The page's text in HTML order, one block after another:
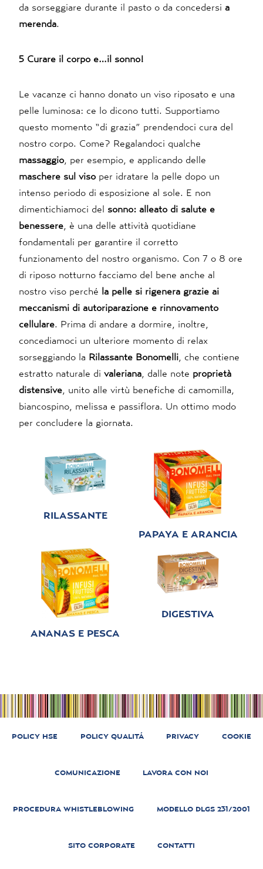
da sorseggiare durante il pasto o da concedersi a
merenda
5 Curare il corpo e…il sonno!
Le vacanze ci hanno donato un viso riposato e una
pelle luminosa: ce lo dicono tutti. Supportiamo
questo momento “di grazia” prendendoci cura del
nostro corpo. Come? Regalandoci qualche
massaggio , per esempio, e applicando delle
maschere sul viso per idratare la pelle dopo un
intenso periodo di esposizione al sole. E non
dimentichiamoci del sonno: alleato di salute e
benessere , è una delle attività quotidiane
fondamentali per garantire il corretto
funzionamento del nostro organismo. Con 7 o 8 ore
di riposo notturno facciamo del bene anche al
nostro viso perché la pelle si rigenera grazie ai
meccanismi di autoriparazione e rinnovamento
cellulare . Prima di andare a dormire, inoltre,
concediamoci un ulteriore momento di relax
sorseggiando la Rilassante Bonomelli , che contiene
estratto naturale di valeriana , dalle note proprietà
distensive , unito alle virtù benefiche di camomilla,
biancospino, melissa e passiflora. Un ottimo modo
per concludere la giornata.
RILASSANTE
PAPAYA E ARANCIA
ANANAS E PESCA
DIGESTIVA
POLICY HSE POLICY QUALITÁ PRIVACY COOKIE
COMUNICAZIONE LAVORA CON NOI
PROCEDURA WHISTLEBLOWING MODELLO DLGS 231/2001
SITO CORPORATE CONTATTI